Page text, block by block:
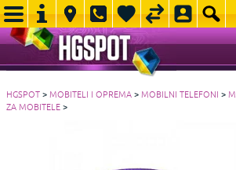
HGSPOT>MOBITELI I OPREMA>MOBILNI TELEFONI >
ZA MOBITELE>